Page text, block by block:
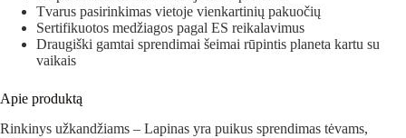
Tvarus pasirinkimas vietoje vienkartinių pakuočių
Sertifikuotos medžiagos pagal ES reikalavimus
Draugiški gamtai sprendimai šeimai rūpintis planeta kartu su
vaikais
Apie produktą
Rinkinys užkandžiams – Lapinas yra puikus sprendimas tėvams,